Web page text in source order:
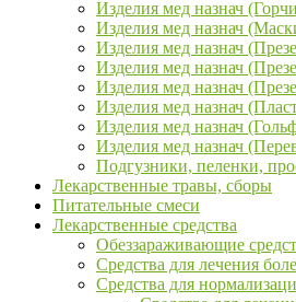
Изделия мед назнач
Изделия мед назнач
Изделия мед назнач
Изделия мед назнач
Изделия мед назнач
Изделия мед назнач
Изделия мед назнач
Изделия мед назнач
Подгузники, пеленки,
Лекарственные травы, сборы
Питательные смеси
Лекарственные средства
Обеззараживающие
Средства для лечения
Средства для